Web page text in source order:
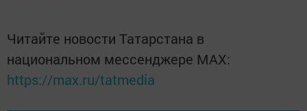
Читайте новости Татарстана в
национальном мессенджере MАХ:
https://max.ru/tatmedia